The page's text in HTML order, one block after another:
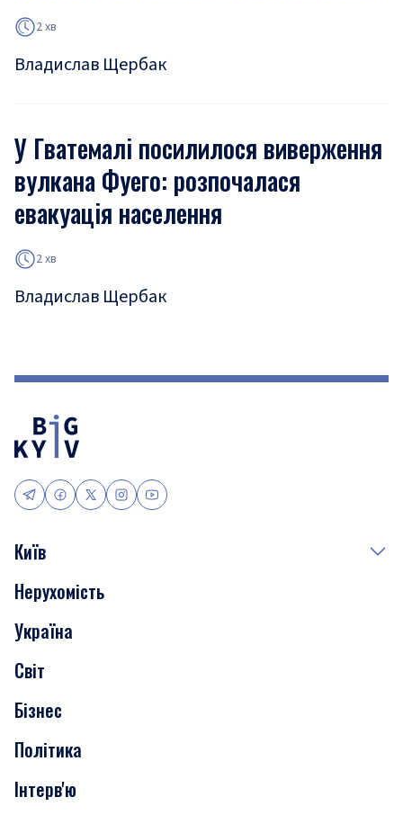
2 хв
Владислав Щербак
У Гватемалі посилилося виверження
вулкана Фуего: розпочалася
евакуація населення
2 хв
Владислав Щербак
Київ
Події
Скандали
Нерухомість
Транспорт
Нерухомість
Україна
Світ
Бізнес
Політика
Інтерв'ю